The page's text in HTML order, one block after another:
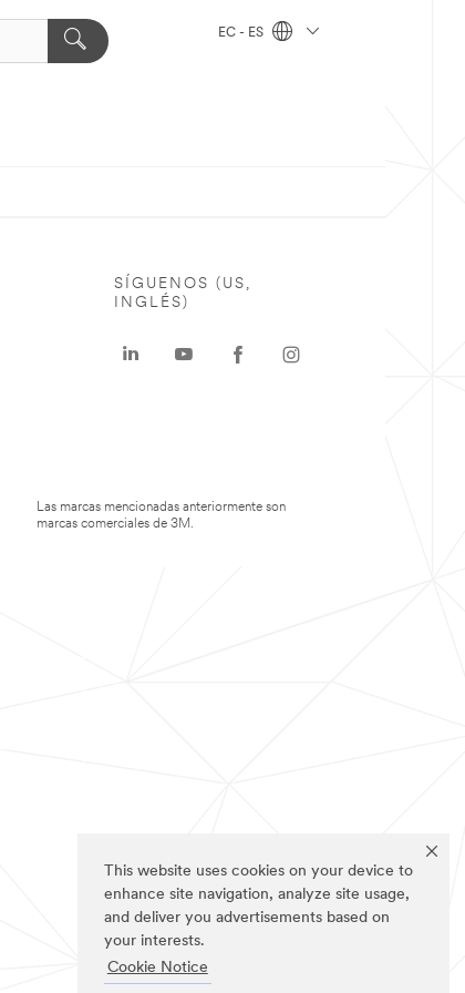
This website uses cookies on your device to
enhance site navigation, analyze site usage,
and deliver you advertisements based on
your interests.
Cookie Notice
EC - ES
SÍGUENOS (US,
INGLÉS)
Las marcas mencionadas anteriormente son
marcas comerciales de 3M.